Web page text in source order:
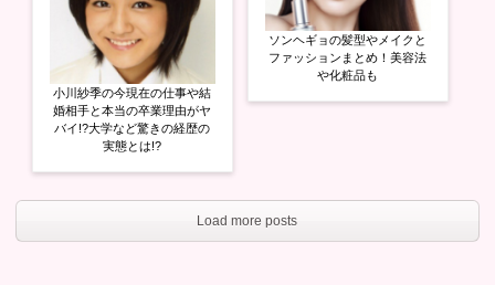
小川紗季の今現在の仕事や結
婚相手と本当の卒業理由がヤ
バイ!?大学など驚きの経歴の
実態とは!?
ソンヘギョの髪型やメイクと
ファッションまとめ！美容法
や化粧品も
Load more posts